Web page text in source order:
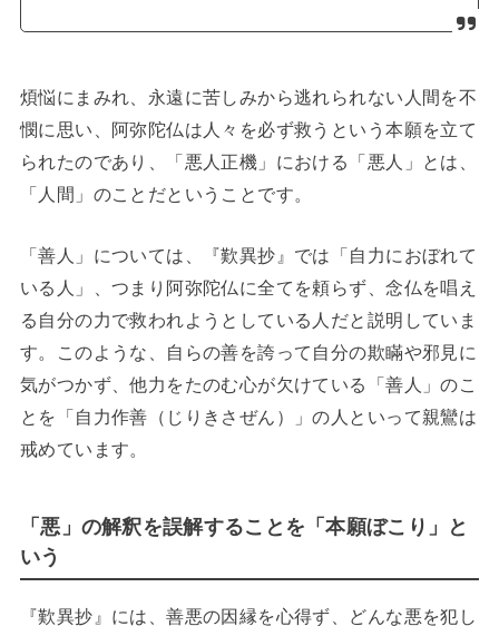
煩悩にまみれ、永遠に苦しみから逃れられない人間を不
憫に思い、阿弥陀仏は人々を必ず救うという本願を立て
られたのであり、「悪人正機」における「悪人」とは、
「人間」のことだということです。
「善人」については、『歎異抄』では「自力におぼれて
いる人」、つまり阿弥陀仏に全てを頼らず、念仏を唱え
る自分の力で救われようとしている人だと説明していま
す。このような、自らの善を誇って自分の欺瞞や邪見に
気がつかず、他力をたのむ心が欠けている「善人」のこ
とを「自力作善（じりきさぜん）」の人といって親鸞は
戒めています。
「悪」の解釈を誤解することを「本願ぼこり」と
いう
『歎異抄』には、善悪の因縁を心得ず、どんな悪を犯し